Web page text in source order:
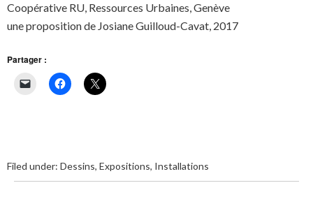
Coopérative RU, Ressources Urbaines, Genève
une proposition de Josiane Guilloud-Cavat, 2017
Partager :
Filed under: Dessins, Expositions, Installations